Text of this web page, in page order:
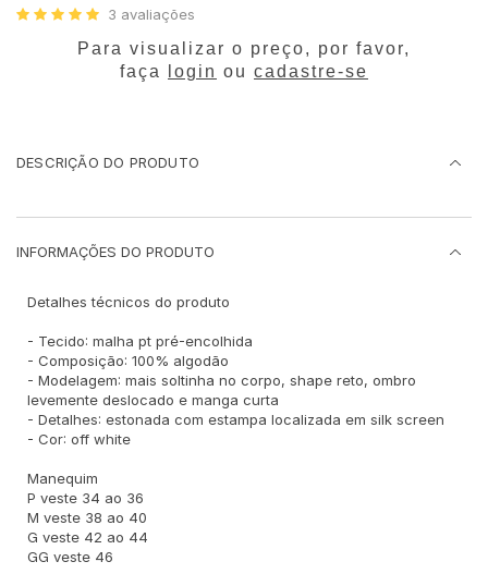
3 avaliações
Para visualizar o preço, por favor,
faça
login ou cadastre-se
DESCRIÇÃO DO PRODUTO
INFORMAÇÕES DO PRODUTO
Detalhes técnicos do produto
- Tecido: malha pt pré-encolhida
- Composição: 100% algodão
- Modelagem: mais soltinha no corpo, shape reto, ombro
levemente deslocado e manga curta
- Detalhes: estonada com estampa localizada em silk screen
- Cor: off white
Manequim
P veste 34 ao 36
M veste 38 ao 40
G veste 42 ao 44
GG veste 46